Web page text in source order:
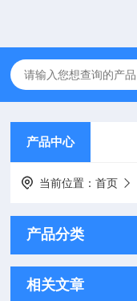
产品中心
当前位置：首页
产品分类
相关文章